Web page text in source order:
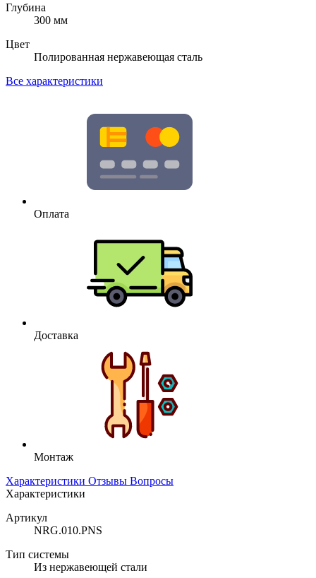
Глубина
300 мм
Цвет
Полированная нержавеющая сталь
Все характеристики
Оплата
Доставка
Монтаж
Характеристики Отзывы Вопросы
Характеристики
Артикул
NRG.010.PNS
Тип системы
Из нержавеющей стали